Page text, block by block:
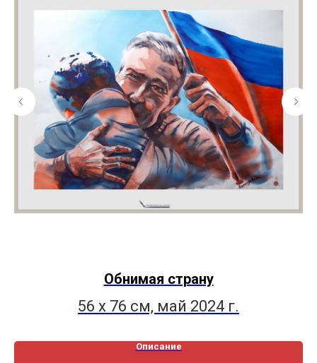
Обнимая страну
56 х 76 см, май 2024 г.
Описание